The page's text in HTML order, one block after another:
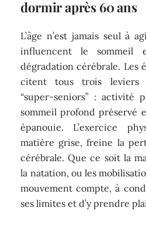
dormir après 60 ans
L’âge n’est jamais seul à
influencent le sommeil
dégradation cérébrale. Les
citent tous trois leviers
“super-seniors” : activité
sommeil profond préservé
épanouie. L’exercice
matière grise, freine la
cérébrale. Que ce soit la
la natation, ou les
mouvement compte, à
ses limites et d’y prendre